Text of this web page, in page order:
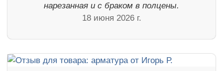
нарезанная и с браком в полцены.
18 июня 2026 г.